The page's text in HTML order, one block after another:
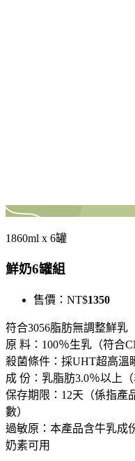
1860ml x 6罐
鮮奶6罐組
售價： NT$1350
符合3056脂肪無調整鮮乳
原 料：100％生乳（符合
殺菌條件：採UHT超高溫
成 份：乳脂肪3.0％以上
保存期限：12天（係指產
數）
過敏原：本產品含牛乳成
奶素可用